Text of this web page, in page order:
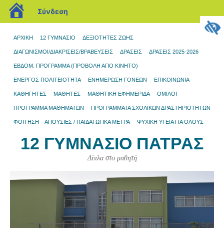
ΑΡΧΙΚΉ 12 ΓΥΜΝΆΣΙΟ ΔΕΞΙΟΤΗΤΕΣ ΖΩΗΣ
ΔΙΑΓΩΝΙΣΜΟΊ/ΔΙΑΚΡΊΣΕΙΣ/ΒΡΑΒΕΎΣΕΙΣ ΔΡΆΣΕΙΣ ΔΡΑΣΕΙΣ 2025-2026
ΕΒΔΟΜ. ΠΡΟΓΡΑΜΜΑ (ΠΡΟΒΟΛΉ ΑΠΌ ΚΙΝΗΤΌ)
ΕΝΕΡΓΟΣ ΠΟΛΙΤΕΙΟΤΗΤΑ ΕΝΗΜΈΡΩΣΗ ΓΟΝΈΩΝ ΕΠΙΚΟΙΝΩΝΊΑ
ΚΑΘΗΓΗΤΕΣ ΜΑΘΗΤΈΣ ΜΑΘΗΤΙΚΉ ΕΦΗΜΕΡΊΔΑ ΌΜΙΛΟΙ
ΠΡΌΓΡΑΜΜΑ ΜΑΘΗΜΆΤΩΝ ΠΡΟΓΡΆΜΜΑΤΑ ΣΧΟΛΙΚΏΝ ΔΡΑΣΤΗΡΙΟΤΉΤΩΝ
ΦΟΙΤΗΣΗ – ΑΠΟΥΣΙΕΣ / ΠΑΙΔΑΓΩΓΙΚΑ ΜΕΤΡΑ ΨΥΧΙΚΗ ΥΓΕΙΑ ΓΙΑ ΟΛΟΥΣ
12 ΓΥΜΝΆΣΙΟ ΠΆΤΡΑΣ
Δίπλα στο μαθητή
blogs.sch.gr
Σύνδεση